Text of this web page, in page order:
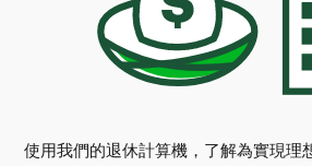
使用我們的退休計算機，了解為實現理